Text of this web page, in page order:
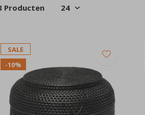
Producten
SALE
-10%